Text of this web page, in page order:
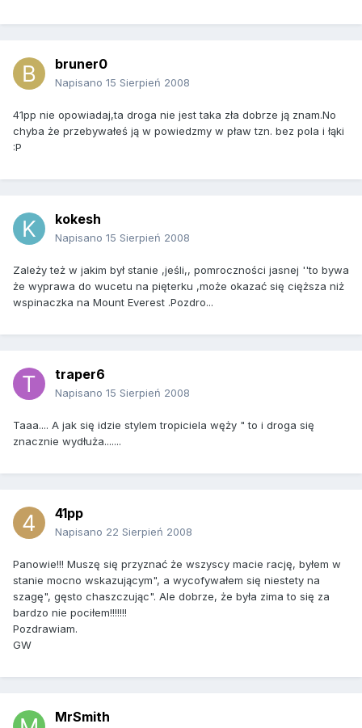
bruner0
Napisano 15 Sierpień 2008
41pp nie opowiadaj,ta droga nie jest taka zła dobrze ją znam.No
chyba że przebywałeś ją w powiedzmy w pław tzn. bez pola i łąki
:P
kokesh
Napisano 15 Sierpień 2008
Zależy też w jakim był stanie ,jeśli,, pomroczności jasnej ''to bywa
że wyprawa do wucetu na pięterku ,może okazać się cięższa niż
wspinaczka na Mount Everest .Pozdro...
traper6
Napisano 15 Sierpień 2008
Taaa.... A jak się idzie stylem tropiciela węży " to i droga się
znacznie wydłuża.......
41pp
Napisano 22 Sierpień 2008
Panowie!!! Muszę się przyznać że wszyscy macie rację, byłem w
stanie mocno wskazującym", a wycofywałem się niestety na
szagę", gęsto chaszczując". Ale dobrze, że była zima to się za
bardzo nie pociłem!!!!!!!
Pozdrawiam.
GW
MrSmith